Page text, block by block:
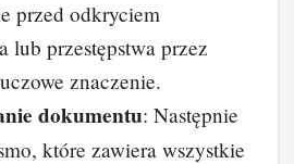
przed odkryciem
lub przestępstwa przez
znaczenie.
dokumentu: Następnie
które zawiera wszystkie